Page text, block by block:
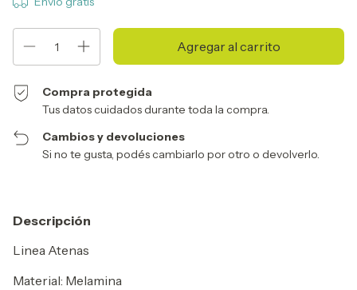
Compra protegida
Tus datos cuidados durante toda la compra.
Cambios y devoluciones
Si no te gusta, podés cambiarlo por otro o devolverlo.
Descripción
Linea Atenas
Material: Melamina